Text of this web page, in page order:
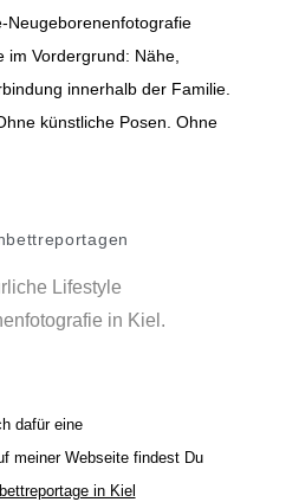
Neugeborenenfotografie
Vordergrund: Nähe,
innerhalb der Familie.
künstliche Posen. Ohne
dafür eine
meiner Webseite findest Du
in Kiel